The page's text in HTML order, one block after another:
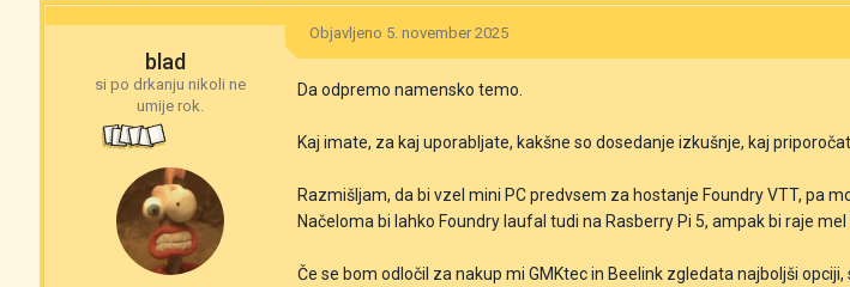
blad
si po drkanju nikoli ne
umije rok.
Objavljeno 5. november 2025
Da odpremo namensko temo.
Kaj imate, za kaj uporabljate, kakšne so dosedanje izkušnje, kaj
Razmišljam, da bi vzel mini PC predvsem za hostanje Foundry VTT, pa
Načeloma bi lahko Foundry laufal tudi na Rasberry Pi 5, ampak bi raje
Če se bom odločil za nakup mi GMKtec in Beelink zgledata najboljši